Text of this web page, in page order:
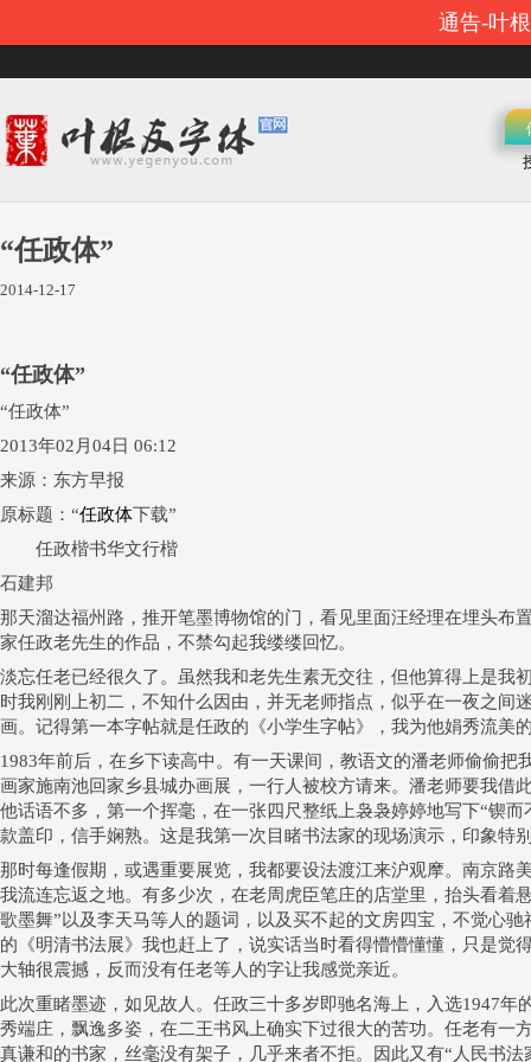
通告-叶
“任政体”
2014-12-17
“任政体”
“任政体”
2013年02月04日 06:12
来源：东方早报
原标题：“任政体下载”
任政楷书华文行楷
石建邦
那天溜达福州路，推开笔墨博物馆的门，看见里面汪经理在埋头布
家任政老先生的作品，不禁勾起我缕缕回忆。
淡忘任老已经很久了。虽然我和老先生素无交往，但他算得上是我
时我刚刚上初二，不知什么因由，并无老师指点，似乎在一夜之间
画。记得第一本字帖就是任政的《小学生字帖》，我为他娟秀流美
1983年前后，在乡下读高中。有一天课间，教语文的潘老师偷偷把
画家施南池回家乡县城办画展，一行人被校方请来。潘老师要我借
他话语不多，第一个挥毫，在一张四尺整纸上袅袅婷婷地写下“锲
款盖印，信手娴熟。这是我第一次目睹书法家的现场演示，印象特
那时每逢假期，或遇重要展览，我都要设法渡江来沪观摩。南京路
我流连忘返之地。有多少次，在老周虎臣笔庄的店堂里，抬头看着
歌墨舞”以及李天马等人的题词，以及买不起的文房四宝，不觉心
的《明清书法展》我也赶上了，说实话当时看得懵懵懂懂，只是觉
大轴很震撼，反而没有任老等人的字让我感觉亲近。
此次重睹墨迹，如见故人。任政三十多岁即驰名海上，入选1947年
秀端庄，飘逸多姿，在二王书风上确实下过很大的苦功。任老有一
真谦和的书家，丝毫没有架子，几乎来者不拒。因此又有“人民书